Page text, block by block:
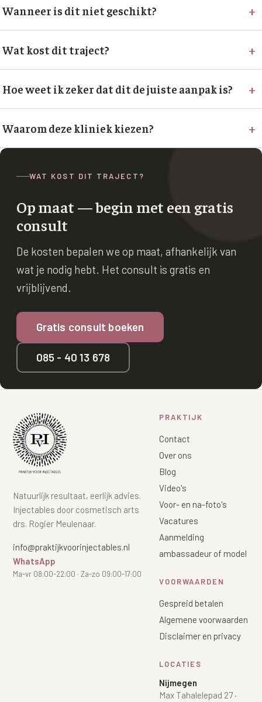
Wanneer is dit niet geschikt? +
Wat kost dit traject? +
Hoe weet ik zeker dat dit de juiste aanpak is? +
Waarom deze kliniek kiezen? +
WAT KOST DIT TRAJECT?
Op maat — begin met een gratis
consult
De kosten bepalen we op maat, afhankelijk van
wat je nodig hebt. Het consult is gratis en
vrijblijvend.
Gratis consult boeken
085 - 40 13 678
Natuurlijk resultaat, eerlijk advies.
Injectables door cosmetisch arts
drs. Rogier Meulenaar.
info@praktijkvoorinjectables.nl
WhatsApp
Ma-vr 08:00-22:00 · Za-zo 09:00-17:00
PRAKTIJK
Contact
Over ons
Blog
Video's
Voor- en na-foto's
Vacatures
Aanmelding
ambassadeur of model
VOORWAARDEN
Gespreid betalen
Algemene voorwaarden
Disclaimer en privacy
LOCATIES
Nijmegen
Max Tahalelepad 27·